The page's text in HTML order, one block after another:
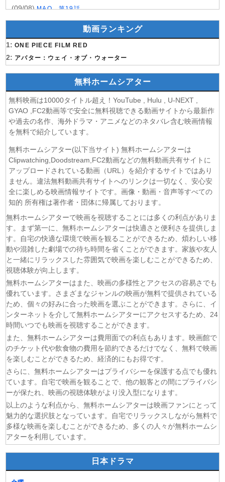
(09/08)MAO 第19話
(09/08)才女のお世話 高嶺の花だらけな名門校で、学院一のお嬢様
(生活能力皆無)を陰ながらお世話することになりました 第6話
(09/08)魔法少女リリカルなのは EXCEEDS Gun Blaze
Vengeance 第6話
(09/08)「きみを愛する気はない」と言った次期公爵様がなぜか溺
愛してきます 第6話
(09/08)花織さんは転生しても喧嘩がしたい 第5話
(08/08)株式会社マジルミエ 第2期 第6話
(08/08) 鬼の花嫁 第6話
(08/08) ミッドナイト屋台2〜ル・モンドゥ〜 第6話
(08/08) 黄泉のツガイ 第18話
(08/08) グロウアップショウ～ひまわりのサーカス団～ 第6話
(08/08) 夏色の雲が恋と嵐をまきおこす 第5話
(08/08) 岩元先輩ノ推薦 第6話
(08/08)BLEACH 千年血戦篇-禍進譚- 第3話
(08/08)BLACK TORCH 第6話
(08/08)猫と竜 第7話
(08/08)告白ー25年目の秘密ー 第5話
(08/08)クレヨンしんちゃん 2026年8月8日
(08/08)ドラえもん 2026年8月8日
(08/08) 本好きの下剋上 領主の養女 第17話
(08/08)うしろの正面カムイさん 第6話
(08/08)ヘルモード～やり込み好きのゲーマーは廃設定の異世界で
無双する～ 2nd Season 第6話
(08/08)晩酌の流儀５ 〜夏編〜 第6話
(07/08)探偵のままでいて 第4話
(07/08)ストレンジ-伊藤潤二の夜も眠れぬ奇妙な話- 第6話
動画ランキング
1: ONE PIECE FILM RED
2: アバター：ウェイ・オブ・ウォーター
無料ホームシアター
無料映画は10000タイトル超え！YouTube , Hulu , U-NEXT ,
GYAO ,FC2動画等で安全に無料視聴できる動画サイトから最新作
や過去の名作、海外ドラマ・アニメなどのネタバレ含む映画情報
を無料で紹介しています。
無料ホームシアター(以下当サイト) 無料ホームシアターは
Clipwatching,Doodstream,FC2動画などの無料動画共有サイトに
アップロードされている動画（URL）を紹介するサイトではあり
ません。違法無料動画共有サイトへのリンクは一切なく、安心安
全に楽しめる映画情報サイトです。画像・動画・音声等すべての
知的 所有権は著作者・団体に帰属しております。
無料ホームシアターで映画を視聴することには多くの利点がありま
す。まず第一に、無料ホームシアターは快適さと便利さを提供しま
す。自宅の快適な環境で映画を観ることができるため、煩わしい移
動や混雑した劇場での待ち時間を省くことができます。家族や友人
と一緒にリラックスした雰囲気で映画を楽しむことができるため、
視聴体験が向上します。
無料ホームシアターはまた、映画の多様性とアクセスの容易さでも
優れています。さまざまなジャンルの映画が無料で提供されている
ため、個々の好みに合った映画を選ぶことができます。さらに、イ
ンターネットを介して無料ホームシアターにアクセスするため、24
時間いつでも映画を視聴することができます。
また、無料ホームシアターは費用面での利点もあります。映画館で
のチケット代や飲食物の費用を節約できるだけでなく、無料で映画
を楽しむことができるため、経済的にもお得です。
さらに、無料ホームシアターはプライバシーを保護する点でも優れ
ています。自宅で映画を観ることで、他の観客との間にプライバシ
ーが保たれ、映画の視聴体験がより没入型になります。
以上のような利点から、無料ホームシアターは映画ファンにとって
魅力的な選択肢となっています。自宅でリラックスしながら無料で
多様な映画を楽しむことができるため、多くの人々が無料ホームシ
アターを利用しています。
日本ドラマ